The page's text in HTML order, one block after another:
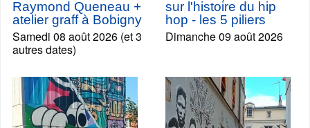
Raymond Queneau +
atelier graff à Bobigny
Samedi 08 août 2026 (et 3
autres dates)
sur l'histoire du hip
hop - les 5 piliers
Dimanche 09 août 2026